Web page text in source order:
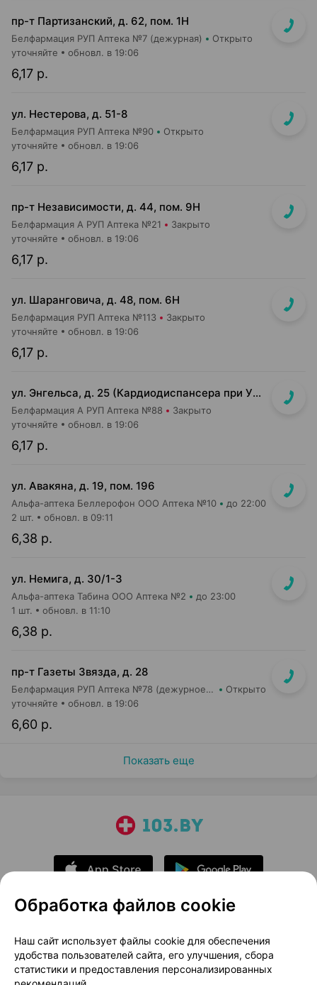
пр-т Партизанский, д. 62, пом. 1Н
Белфармация РУП Аптека №7 (дежурная) Открыто
6,17 р.
уточняйте обновл. в 19:06
ул. Нестерова, д. 51-8
Белфармация РУП Аптека №90 Открыто
6,17 р.
уточняйте обновл. в 19:06
пр-т Независимости, д. 44, пом. 9Н
Белфармация А РУП Аптека №21 Закрыто
6,17 р.
уточняйте обновл. в 19:06
ул. Шаранговича, д. 48, пом. 6Н
Белфармация РУП Аптека №113 Закрыто
6,17 р.
уточняйте обновл. в 19:06
ул. Энгельса, д. 25 (Кардиодиспансера при УЗ «2-я ГКБ», 2-й этаж)
Белфармация А РУП Аптека №88 Закрыто
6,17 р.
уточняйте обновл. в 19:06
ул. Авакяна, д. 19, пом. 196
Альфа-аптека Беллерофон ООО Аптека №10 до 22:00
6,38 р.
2 шт. обновл. в 09:11
ул. Немига, д. 30/1-3
Альфа-аптека Табина ООО Аптека №2 до 23:00
6,38 р.
1 шт. обновл. в 11:10
пр-т Газеты Звязда, д. 28
Белфармация РУП Аптека №78 (дежурное отделение) Открыто
6,60 р.
уточняйте обновл. в 19:06
Показать еще
О проекте
Новости проекта
Размещение рекламы
Медицинский маркетинг
Публичный договор
Доставка
Обработка файлов cookie
Наш сайт использует файлы cookie для обеспечения
удобства пользователей сайта, его улучшения, сбора
статистики и предоставления персонализированных